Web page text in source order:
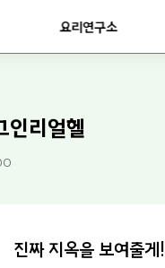
요리연구소
인리얼헬
진짜 지옥을 보여줄게!